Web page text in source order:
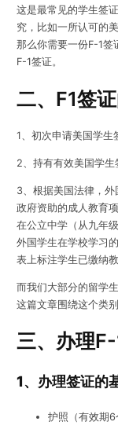
这是最常见的学生签
究，比如一所认可的
那么你需要一份F-1签
F-1签证。
二、F1签
1、初次申请美国学生
2、持有有效美国学
3、根据美国法律，
政府资助的成人教育
在公立中学（从九年
外国学生在学校学习
表上标注学生已缴纳
而我们大部分的留学
这篇文章围绕这个类别
三、办理
1、办理签证的
护照（有效期6